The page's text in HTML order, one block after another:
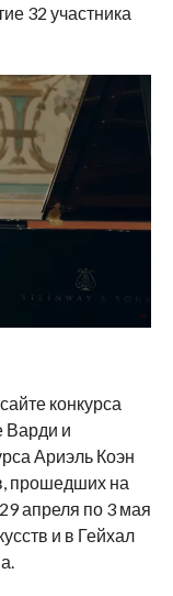
32 участника
конкурса
Варди и
Ариэль Коэн
прошедших на
апреля по 3 мая
и в Гейхал